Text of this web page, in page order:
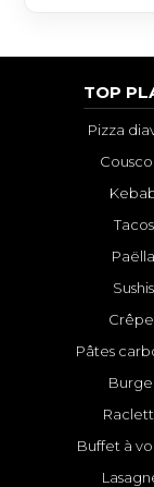
TOP
Pizza
Tacos
Paëlla
Sushis
Pâtes
Buffet à